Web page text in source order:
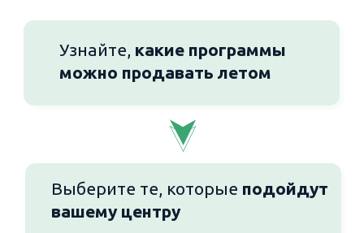
Запуститеновые программы